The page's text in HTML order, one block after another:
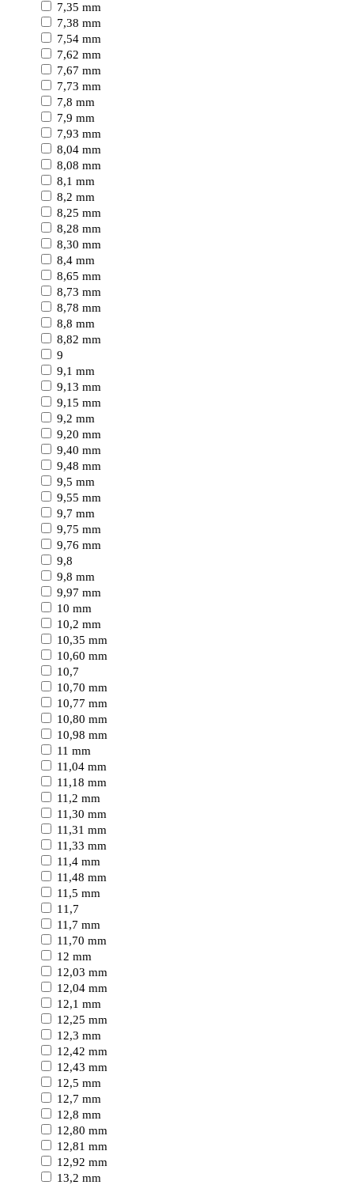
7,35 mm
7,38 mm
7,54 mm
7,62 mm
7,67 mm
7,73 mm
7,8 mm
7,9 mm
7,93 mm
8,04 mm
8,08 mm
8,1 mm
8,2 mm
8,25 mm
8,28 mm
8,30 mm
8,4 mm
8,65 mm
8,73 mm
8,78 mm
8,8 mm
8,82 mm
9
9,1 mm
9,13 mm
9,15 mm
9,2 mm
9,20 mm
9,40 mm
9,48 mm
9,5 mm
9,55 mm
9,7 mm
9,75 mm
9,76 mm
9,8
9,8 mm
9,97 mm
10 mm
10,2 mm
10,35 mm
10,60 mm
10,7
10,70 mm
10,77 mm
10,80 mm
10,98 mm
11 mm
11,04 mm
11,18 mm
11,2 mm
11,30 mm
11,31 mm
11,33 mm
11,4 mm
11,48 mm
11,5 mm
11,7
11,7 mm
11,70 mm
12 mm
12,03 mm
12,04 mm
12,1 mm
12,25 mm
12,3 mm
12,42 mm
12,43 mm
12,5 mm
12,7 mm
12,8 mm
12,80 mm
12,81 mm
12,92 mm
13,2 mm